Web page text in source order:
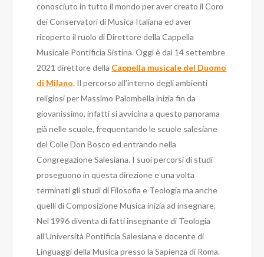
conosciuto in tutto il mondo per aver creato il Coro
dei Conservatori di Musica Italiana ed aver
ricoperto il ruolo di Direttore della Cappella
Musicale Pontificia Sistina. Oggi è dal 14 settembre
2021 direttore della Cappella musicale del Duomo
di Milano. Il percorso all’interno degli ambienti
religiosi per Massimo Palombella inizia fin da
giovanissimo, infatti si avvicina a questo panorama
già nelle scuole, frequentando le scuole salesiane
del Colle Don Bosco ed entrando nella
Congregazione Salesiana. I suoi percorsi di studi
proseguono in questa direzione e una volta
terminati gli studi di Filosofia e Teologia ma anche
quelli di Composizione Musica inizia ad insegnare.
Nel 1996 diventa di fatti insegnante di Teologia
all’Università Pontificia Salesiana e docente di
Linguaggi della Musica presso la Sapienza di Roma.